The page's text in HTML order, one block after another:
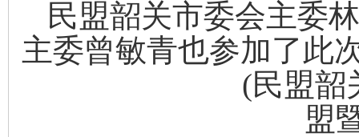
民盟韶关市委会主委
主委曾敏青也参加了 此
(民盟韶
盟